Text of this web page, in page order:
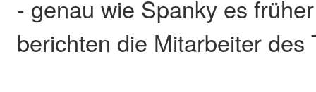
- genau wie Spanky es
berichten die Mitarbeiter des